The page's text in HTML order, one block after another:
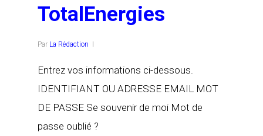
TotalEnergies
Par La Rédaction
Entrez vos informations ci-dessous.
IDENTIFIANT OU ADRESSE EMAIL MOT
DE PASSE Se souvenir de moi Mot de
passe oublié ?